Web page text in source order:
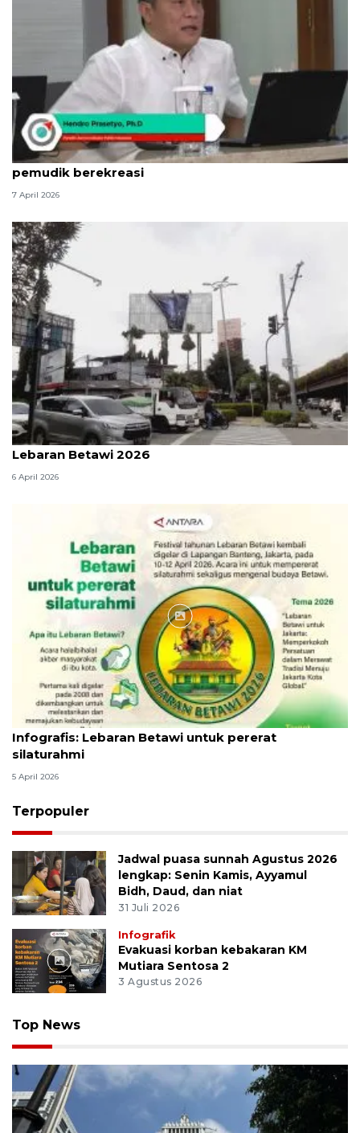
Indikator: Mudik dorong ekonomi daerah dengan
pemudik berekreasi
7 April 2026
DKI kemarin, banner film horor dicopot hingga
Lebaran Betawi 2026
6 April 2026
Infografik
Infografis: Lebaran Betawi untuk pererat
silaturahmi
5 April 2026
Terpopuler
Jadwal puasa sunnah Agustus 2026
lengkap: Senin Kamis, Ayyamul
Bidh, Daud, dan niat
31 Juli 2026
Infografik
Evakuasi korban kebakaran KM
Mutiara Sentosa 2
3 Agustus 2026
Top News